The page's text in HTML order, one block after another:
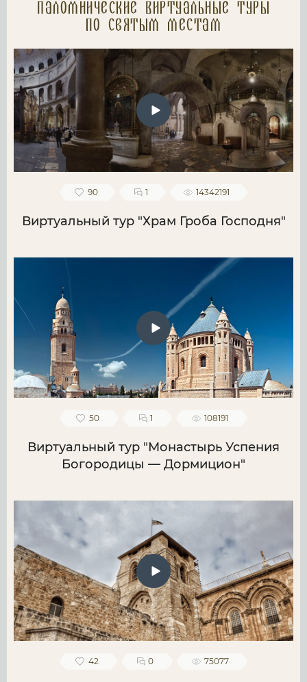
Паломнические Виртуальные туры
по святым местам
90 1 14342191
Виртуальный тур "Храм Гроба Господня"
50 1 108191
Виртуальный тур "Монастырь Успения
Богородицы — Дормицион"
42 0 75077